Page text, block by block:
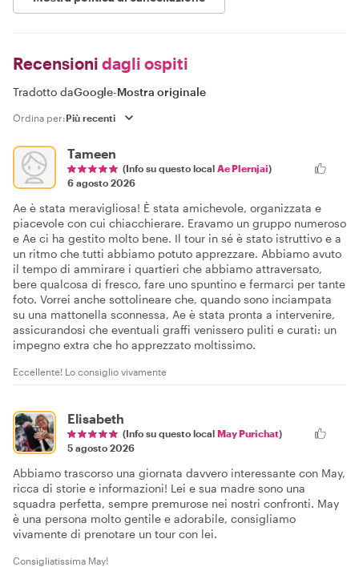
Recensioni dagli ospiti
Tradotto daGoogle-Mostra originale
Ordina per:
Tameen
(Info su questo local Ae Plernjai)
6 agosto 2026
Ae è stata meravigliosa! È stata amichevole, organizzata e
piacevole con cui chiacchierare. Eravamo un gruppo numeroso
e Ae ci ha gestito molto bene. Il tour in sé è stato istruttivo e a
un ritmo che tutti abbiamo potuto apprezzare. Abbiamo avuto
il tempo di ammirare i quartieri che abbiamo attraversato,
bere qualcosa di fresco, fare uno spuntino e fermarci per tante
foto. Vorrei anche sottolineare che, quando sono inciampata
su una mattonella sconnessa, Ae è stata pronta a intervenire,
assicurandosi che eventuali graffi venissero puliti e curati: un
impegno extra che ho apprezzato moltissimo.
Eccellente! Lo consiglio vivamente
Elisabeth
(Info su questo local May Purichat)
5 agosto 2026
Abbiamo trascorso una giornata davvero interessante con May,
ricca di storie e informazioni! Lei e sua madre sono una
squadra perfetta, sempre premurose nei nostri confronti. May
è una persona molto gentile e adorabile, consigliamo
vivamente di prenotare un tour con lei.
Consigliatissima May!